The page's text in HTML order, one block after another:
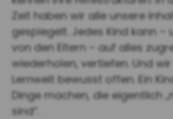
Zeit haben wir alle unsere
gespiegelt. Jedes Kind kann –
von den Eltern – auf alles
wiederholen, vertiefen. Und
Lernwelt bewusst offen. Ein
Dinge machen, die eigentlich
sind“.